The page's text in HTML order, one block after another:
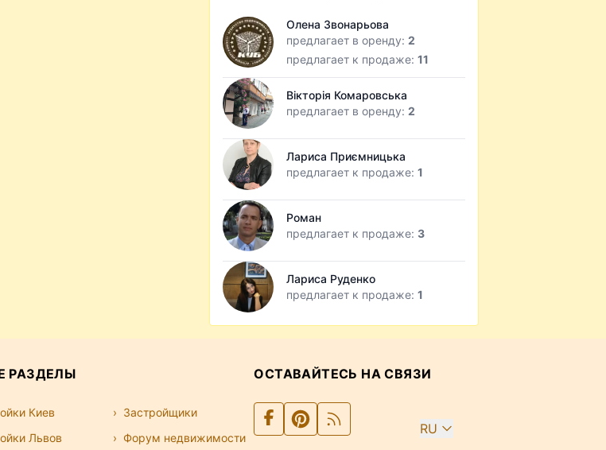
Олена Звонарьова
предлагает в оренду:2
предлагает к продаже:11
Вікторія Комаровська
предлагает в оренду:2
Лариса Приємницька
предлагает к продаже:1
Роман
предлагает к продаже: 3
Лариса Руденко
предлагает к продаже:1
РАЗДЕЛЫ
Киев
Львов
Застройщики
Форум недвижимости
ОСТАВАЙТЕСЬ НА СВЯЗИ
RU